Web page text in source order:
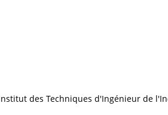
des Techniques d'Ingénieur de